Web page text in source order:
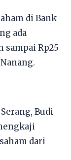
di Bank
ada
sampai Rp25
Budi
dari